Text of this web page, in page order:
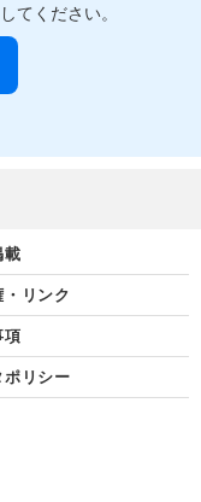
てください。
載
・リンク
項
ポリシー